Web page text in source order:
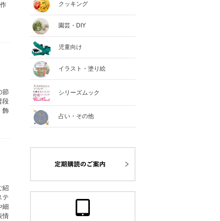
節
段
飾
紹
テ
細
情
クッキング
園芸・DIY
児童向け
イラスト・塗り絵
シリーズムック
占い・その他